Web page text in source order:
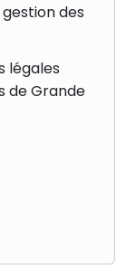
des
légales
de Grande